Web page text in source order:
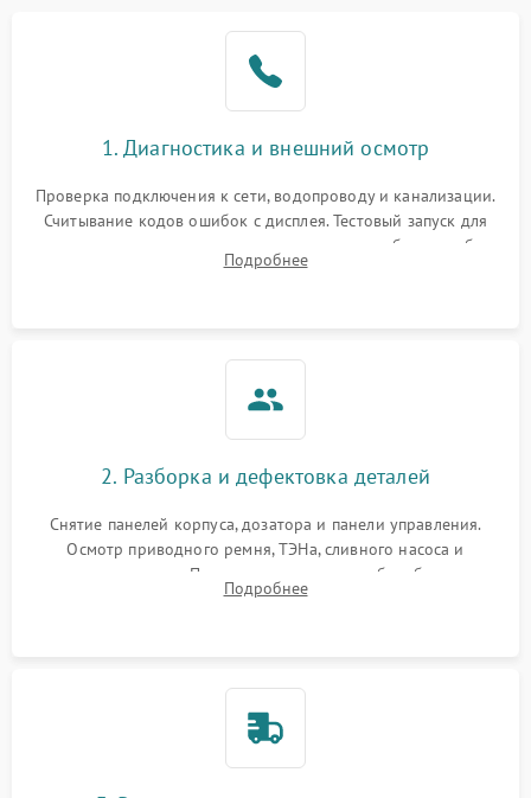
1. Диагностика и внешний осмотр
Проверка подключения к сети, водопроводу и канализации.
Считывание кодов ошибок с дисплея. Тестовый запуск для
выявления посторонних шумов, протечек или сбоев в работе
электронного модуля управления.
Подробнее
2. Разборка и дефектовка деталей
Снятие панелей корпуса, дозатора и панели управления.
Осмотр приводного ремня, ТЭНа, сливного насоса и
амортизаторов. Проверка подшипников барабана и
крестовины на износ, а манжеты люка на разрывы.
Подробнее